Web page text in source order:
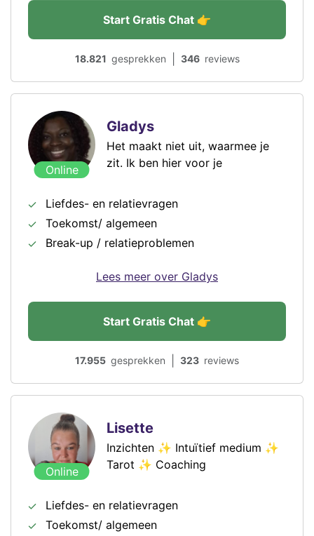
346 reviews
18.821 gesprekken
Start Gratis Chat 👉
Online
Gladys
Het maakt niet uit, waarmee je
zit. Ik ben hier voor je
Liefdes- en relatievragen
Toekomst/ algemeen
Break-up / relatieproblemen
323 reviews
17.955 gesprekken
Start Gratis Chat 👉
Lees meer over Gladys
Online
Lisette
Inzichten ✨ Intuïtief medium ✨
Tarot ✨ Coaching
Liefdes- en relatievragen
Toekomst/ algemeen